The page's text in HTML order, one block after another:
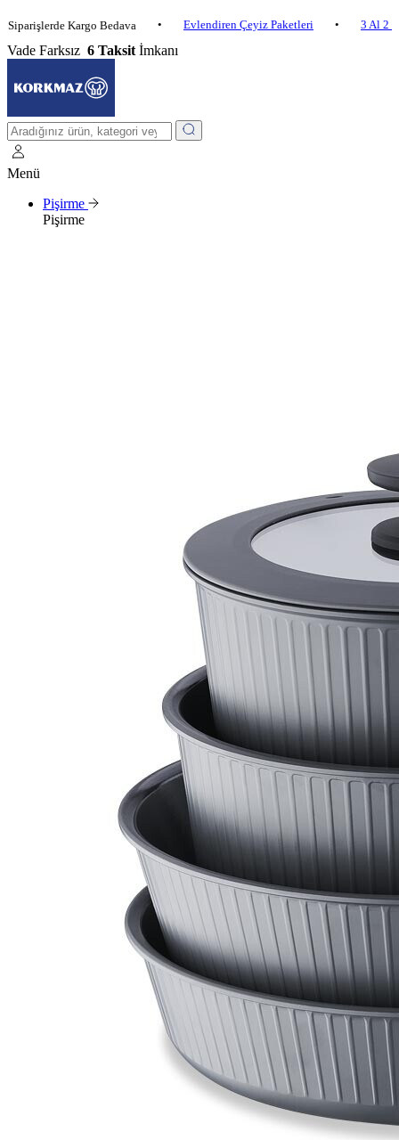
Kargo Bedava • Evlendiren Çeyiz Paketleri • 3 Al 2 Öde
Vade Farksız 6 Taksit İmkanı
Menü
Pişirme
Pişirme